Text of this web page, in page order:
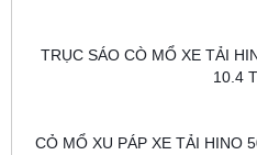
TRỤC SÁO CÒ MỔ XE TẢI
10.4
CỎ MỔ XU PÁP XE TẢI HINO